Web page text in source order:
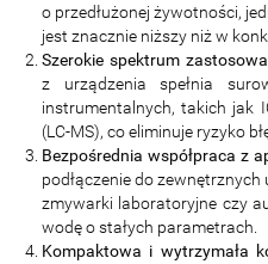
o przedłużonej żywotności,
jest znacznie niższy niż w
Szerokie spektrum
z urządzenia spełnia
instrumentalnych, takich jak
(LC-MS), co eliminuje ryzyko
Bezpośrednia współpraca z
podłączenie do
zmywarki laboratoryjne czy
wodę o stałych parametrach.
Kompaktowa i wytrzymała